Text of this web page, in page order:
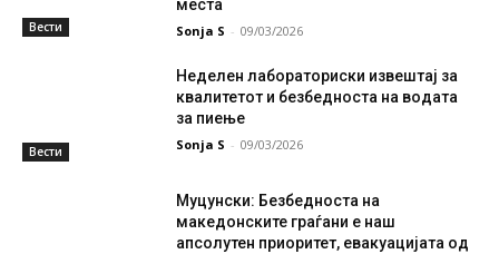
Вести
места
Sonja S - 09/03/2026
Вести
Неделен лабораториски извештај за
квалитетот и безбедноста на водата
за пиење
Sonja S - 09/03/2026
Муцунски: Безбедноста на
македонските граѓани е наш
апсолутен приоритет, евакуацијата од